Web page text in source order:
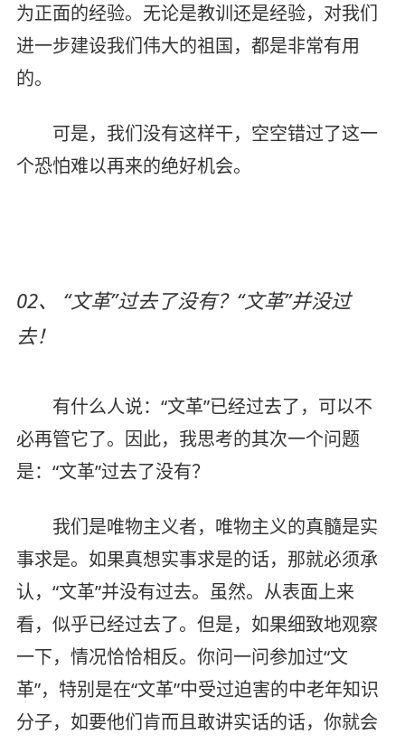
为正面的经验。无论是教训还是经验，对我们
进一步建设我们伟大的祖国，都是非常有用
的。
可是，我们没有这样干，空空错过了这一
个恐怕难以再来的绝好机会。
02、 “文革”过去了没有？“文革”并没过
去！
有什么人说：“文革”已经过去了，可以不
必再管它了。因此，我思考的其次一个问题
是：“文革”过去了没有？
我们是唯物主义者，唯物主义的真髓是实
事求是。如果真想实事求是的话，那就必须承
认，“文革”并没有过去。虽然。从表面上来
看，似乎已经过去了。但是，如果细致地观察
一下，情况恰恰相反。你问一问参加过“文
革”，特别是在“文革”中受过迫害的中老年知识
分子，如要他们肯而且敢讲实话的话，你就会